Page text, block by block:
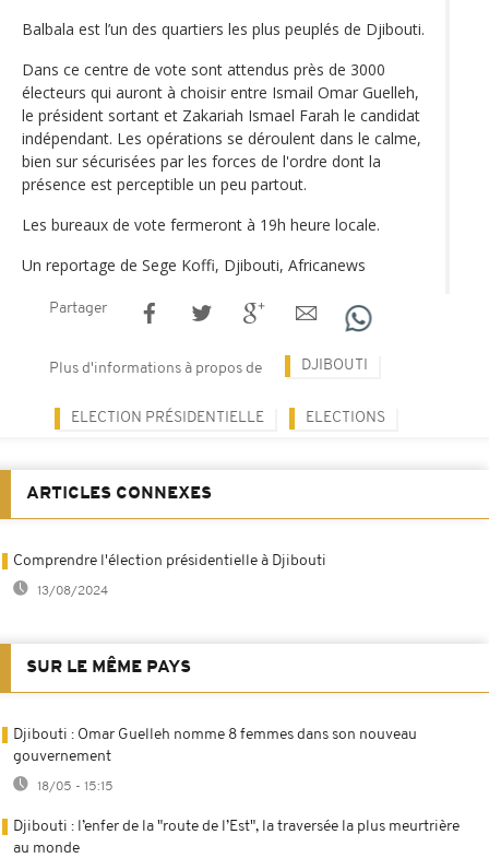
Balbala est l’un des quartiers les plus peuplés de Djibouti.
Dans ce centre de vote sont attendus près de 3000
électeurs qui auront à choisir entre Ismail Omar Guelleh,
le président sortant et Zakariah Ismael Farah le candidat
indépendant. Les opérations se déroulent dans le calme,
bien sur sécurisées par les forces de l'ordre dont la
présence est perceptible un peu partout.
Les bureaux de vote fermeront à 19h heure locale.
Un reportage de Sege Koffi, Djibouti, Africanews
Partager
Plus d'informations à propos de DJIBOUTI
ELECTION PRÉSIDENTIELLE ELECTIONS
ARTICLES CONNEXES
Comprendre l'élection présidentielle à Djibouti
13/08/2024
SUR LE MÊME PAYS
Djibouti : Omar Guelleh nomme 8 femmes dans son nouveau
gouvernement
18/05 - 15:15
Djibouti : l’enfer de la "route de l’Est", la traversée la plus meurtrière
au monde